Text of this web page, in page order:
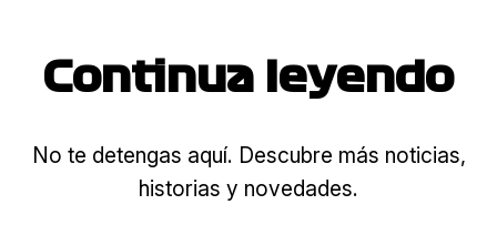
Continua leyendo
No te detengas aquí. Descubre más noticias,
historias y novedades.